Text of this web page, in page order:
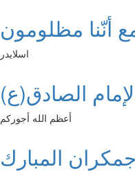
أنّنا مظلومون
اسلايدر
الصادق(ع)
أعظم الله أجوركم
المبارك